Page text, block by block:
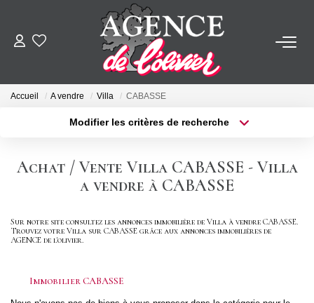
ACHETER
NOTRE AGENCE
Accueil A vendre Villa CABASSE
Modifier les critères de recherche
Type de bien
Surface min
Achat / Vente Villa CABASSE - Villa
a vendre à CABASSE
Sur notre site consultez les annonces immobilière de Villa à vendre CABASSE.
Trouvez votre Villa sur CABASSE grâce aux annonces immobilières de
AGENCE de l'olivier.
Immobilier CABASSE